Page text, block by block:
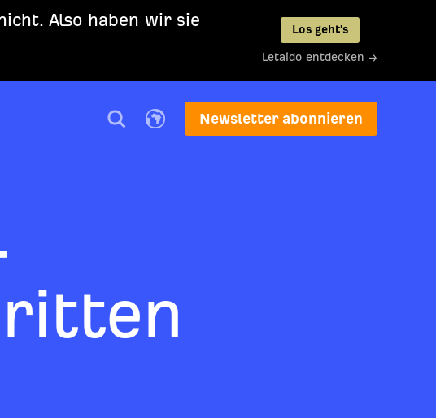
Also haben wir sie
Los geht's
Letaido entdecken →
Newsletter abonnieren